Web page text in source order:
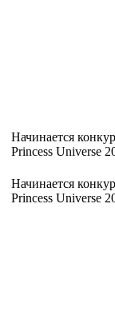
Начинается
Princess Universe
Начинается
Princess Universe